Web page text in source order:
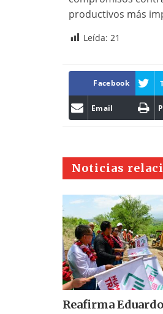
productivos más
Leída: 21
Facebook
Email
Noticias
Reafirma Eduardo